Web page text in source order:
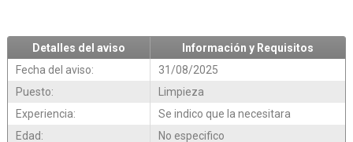
Detalles del aviso
Información y Requisitos
Fecha del aviso:
31/08/2025
Puesto:
Limpieza
Experiencia:
Se indico que la necesitara
Edad:
No especifico